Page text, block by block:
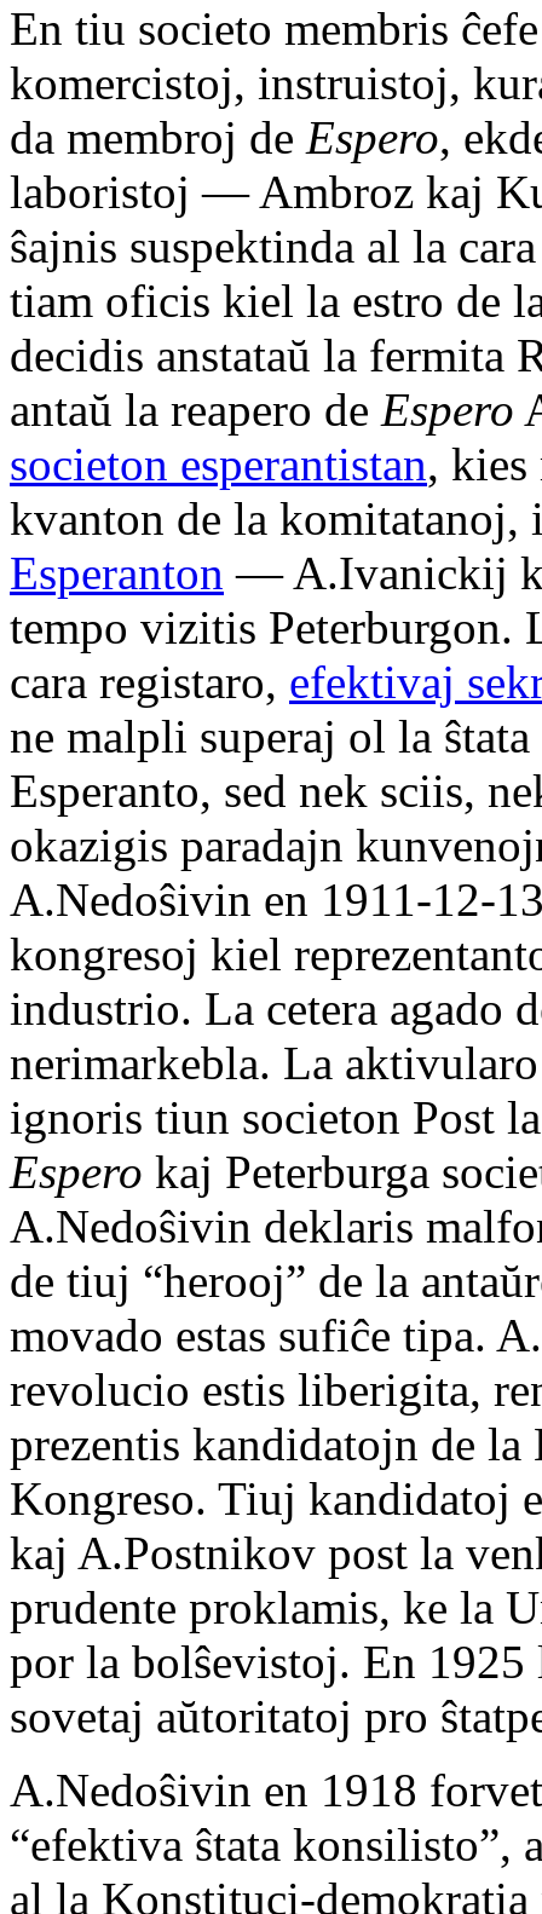
En tiu societo membris
komercistoj, instruistoj,
da membroj de Espero,
laboristoj — Ambroz kaj
ŝajnis suspektinda al la
tiam oficis kiel la estro de
decidis anstataŭ la fermita
antaŭ la reapero de Espero
societon esperantistan, kies
kvanton de la
Esperanton — A.Ivanickij
tempo vizitis Peterburgon.
cara registaro, efektivaj
ne malpli superaj ol la
Esperanto, sed nek sciis,
okazigis paradajn
A.Nedoŝivin en 1911-12-
kongresoj kiel
industrio. La cetera agado
nerimarkebla. La
ignoris tiun societon Post
Espero kaj Peterburga
A.Nedoŝivin deklaris
de tiuj “herooj” de la
movado estas sufiĉe tipa.
revolucio estis liberigita,
prezentis kandidatojn de
Kongreso. Tiuj kandidatoj
kaj A.Postnikov post la
prudente proklamis, ke la
por la bolŝevistoj. En 1925
sovetaj aŭtoritatoj pro
A.Nedoŝivin en 1918
“efektiva ŝtata konsilisto”,
al la Konstituci-demokratia